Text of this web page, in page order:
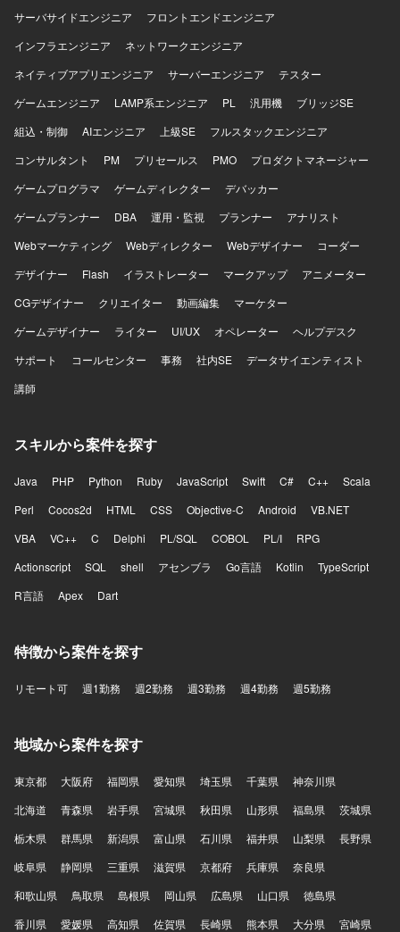
運営に携わりながら、運営ディレクターやリードプランナ
発環境】 ミドルカジュアルゲームの運営プロジェクトにお
いて、各種KPIデータを活用した分析および資料作成を行う
環境で業務を進めていただきます。
サーバサイドエンジニア
フロントエンドエンジニア
インフラエンジニア
ネットワークエンジニア
ネイティブアプリエンジニア
サーバーエンジニア
テスター
ゲームエンジニア
LAMP系エンジニア PL 汎用機
ブリッジSE
組込・制御
AIエンジニア 上級SE
フルスタックエンジニア
コンサルタント
PM プリセールス PMO
プロダクトマネージャー
ゲームプログラマ
ゲームディレクター
デバッカー
ゲームプランナー
DBA 運用・監視 プランナー
アナリスト
Webマーケティング
Webディレクター Webデザイナー
コーダー
デザイナー
Flash イラストレーター マークアップ
アニメーター
CGデザイナー
クリエイター 動画編集
マーケター
ゲームデザイナー
ライター UI/UX オペレーター
ヘルプデスク
サポート
コールセンター 事務 社内SE
データサイエンティスト
講師
スキルから案件を探す
Java PHP Python Ruby JavaScript Swift C# C++
Scala
Perl
Cocos2d HTML CSS Objective-C Android
VB.NET
VBA
VC++ C Delphi PL/SQL COBOL PL/I
RPG
Actionscript
SQL shell アセンブラ Go言語 Kotlin
TypeScript
R言語
Apex Dart
特徴から案件を探す
リモート可 週1勤務 週2勤務 週3勤務 週4勤務 週5勤務
地域から案件を探す
東京都 大阪府 福岡県 愛知県 埼玉県 千葉県
神奈川県
北海道
青森県 岩手県 宮城県 秋田県 山形県 福島県
茨城県
栃木県
群馬県 新潟県 富山県 石川県 福井県 山梨県
長野県
岐阜県
静岡県 三重県 滋賀県 京都府 兵庫県
奈良県
和歌山県
鳥取県 島根県 岡山県 広島県 山口県
徳島県
香川県
愛媛県 高知県 佐賀県 長崎県 熊本県 大分県 宮崎県